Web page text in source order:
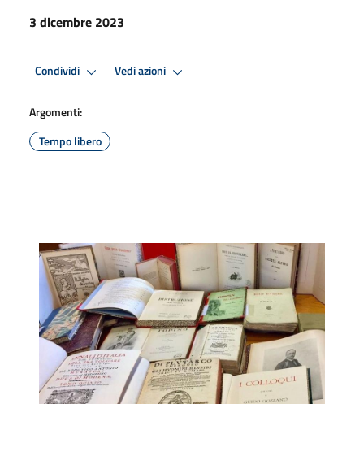
3 dicembre 2023
Condividi Vedi azioni
Argomenti:
Tempo libero